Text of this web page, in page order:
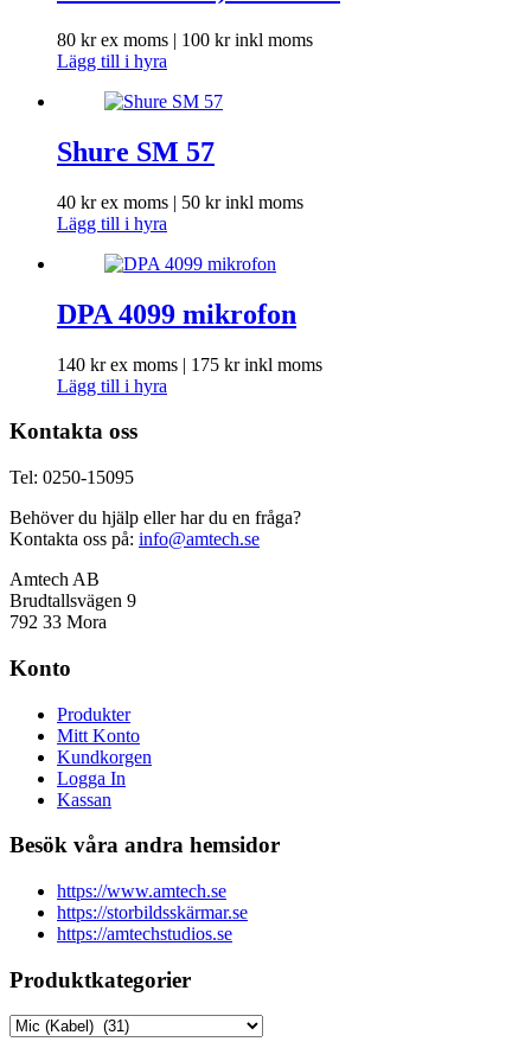
80 krex moms | 100 krinkl moms
Lägg till i hyra
Shure SM 57
40 krex moms | 50 krinkl moms
Lägg till i hyra
DPA 4099 mikrofon
140 krex moms | 175 krinkl moms
Lägg till i hyra
Kontakta oss
Tel: 0250-15095
Behöver du hjälp eller har du en fråga?
Kontakta oss på: info@amtech.se
Amtech AB
Brudtallsvägen 9
792 33 Mora
Konto
Produkter
Mitt Konto
Kundkorgen
Logga In
Kassan
Besök våra andra hemsidor
https://www.amtech.se
https://storbildsskärmar.se
https://amtechstudios.se
Produktkategorier